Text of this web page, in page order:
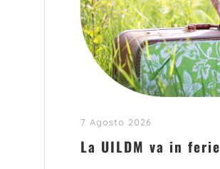
7 Agosto 2026
La UILDM va in ferie